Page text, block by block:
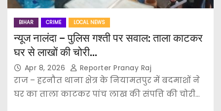
BIHAR CRIME LOCAL NEWS
न्यूज नालंदा – पुलिस गश्ती पर सवाल: ताला काटकर
घर से लाखों की चोरी…
Apr 8, 2026 Reporter Pranay Raj
राज – हरनौत थाना क्षेत्र के नियामतपुर में बदमाशों ने
घर का ताला काटकर पांच लाख की संपत्ति की चोरी…